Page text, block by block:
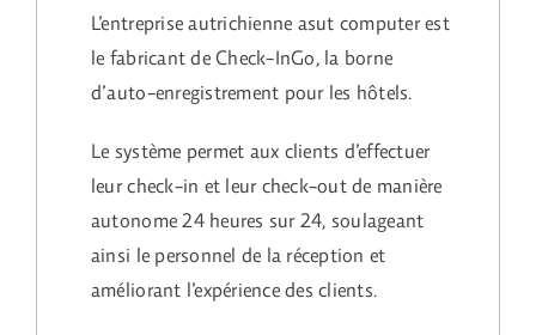
L’entreprise autrichienne asut computer est
le fabricant de Check-InGo, la borne
d’auto-enregistrement pour les hôtels.
Le système permet aux clients d’effectuer
leur check-in et leur check-out de manière
autonome 24 heures sur 24, soulageant
ainsi le personnel de la réception et
améliorant l’expérience des clients.